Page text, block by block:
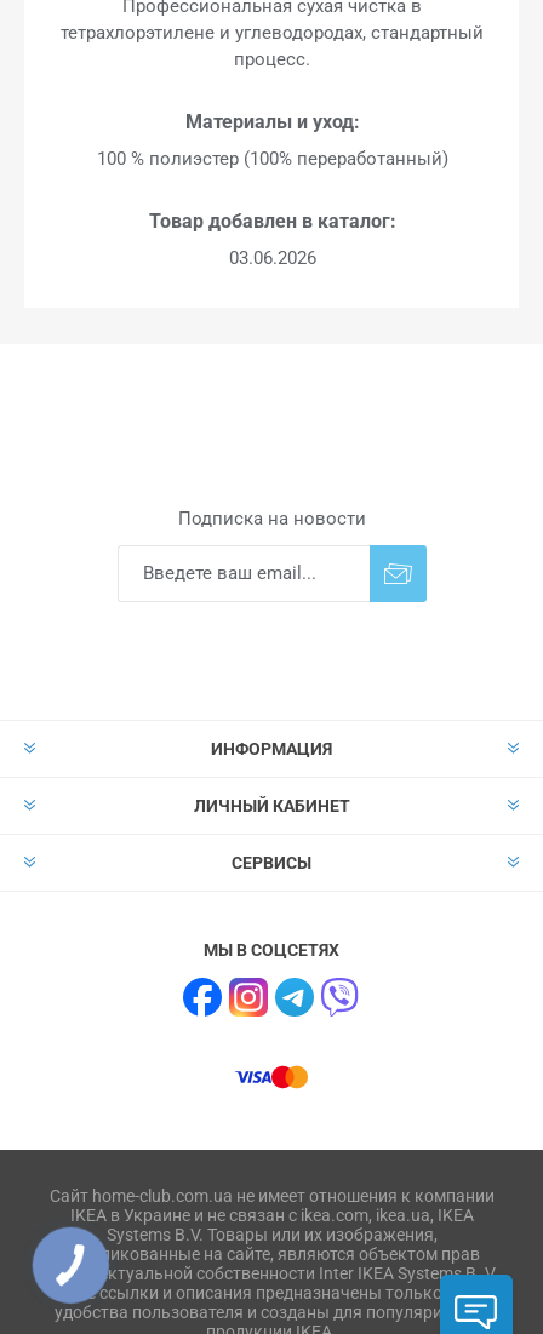
Профессиональная сухая чистка в
тетрахлорэтилене и углеводородах, стандартный
процесс.
Материалы и уход:
100 % полиэстер (100% переработанный)
Товар добавлен в каталог:
03.06.2026
Подписка на новости
ИНФОРМАЦИЯ
ЛИЧНЫЙ КАБИНЕТ
СЕРВИСЫ
МЫ В СОЦСЕТЯХ
Сайт home-club.com.ua не имеет отношения к компании
IKEA в Украине и не связан с ikea.com, ikea.ua, IKEA
Systems B.V. Товары или их изображения,
опубликованные на сайте, являются объектом прав
интеллектуальной собственности Inter IKEA Systems B. V.
Все ссылки и описания предназначены только для
удобства пользователя и созданы для популяризации